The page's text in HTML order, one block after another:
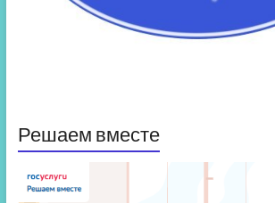
Решаем вместе